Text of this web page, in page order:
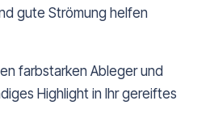
gute Strömung helfen
farbstarken Ableger und
Highlight in Ihr gereiftes